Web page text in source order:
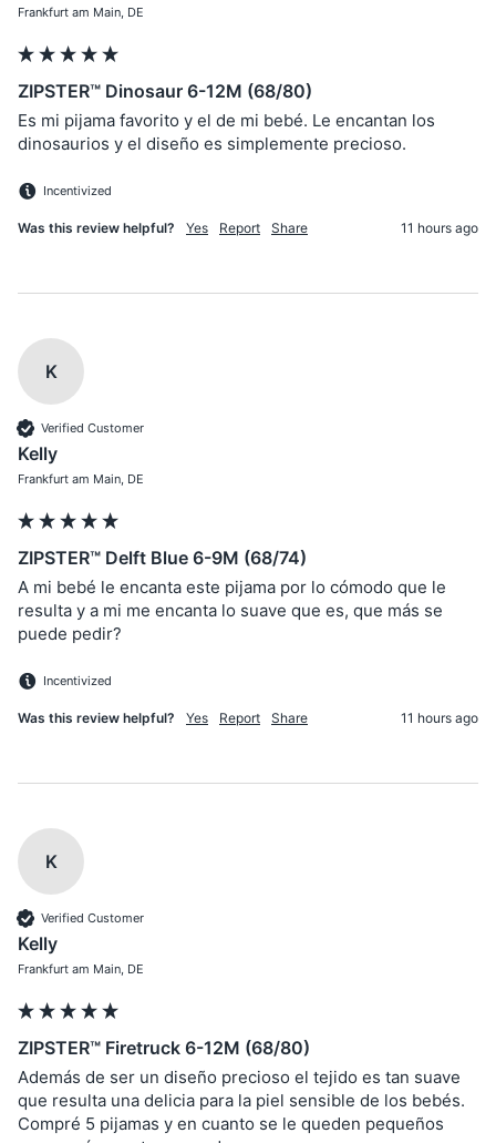
Frankfurt am Main, DE
ZIPSTER™ Dinosaur 6-12M (68/80)
Es mi pijama favorito y el de mi bebé. Le encantan los
dinosaurios y el diseño es simplemente precioso.
Incentivized
Was this review helpful? Yes Report Share 11 hours ago
K
Verified Customer
Kelly
Frankfurt am Main, DE
ZIPSTER™ Delft Blue 6-9M (68/74)
A mi bebé le encanta este pijama por lo cómodo que le
resulta y a mi me encanta lo suave que es, que más se
puede pedir?
Incentivized
Was this review helpful? Yes Report Share 11 hours ago
K
Verified Customer
Kelly
Frankfurt am Main, DE
ZIPSTER™ Firetruck 6-12M (68/80)
Además de ser un diseño precioso el tejido es tan suave
que resulta una delicia para la piel sensible de los bebés.
Compré 5 pijamas y en cuanto se le queden pequeños